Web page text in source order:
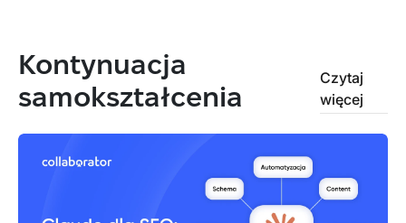
Kontynuacja
samokształcenia
Czytaj
więcej